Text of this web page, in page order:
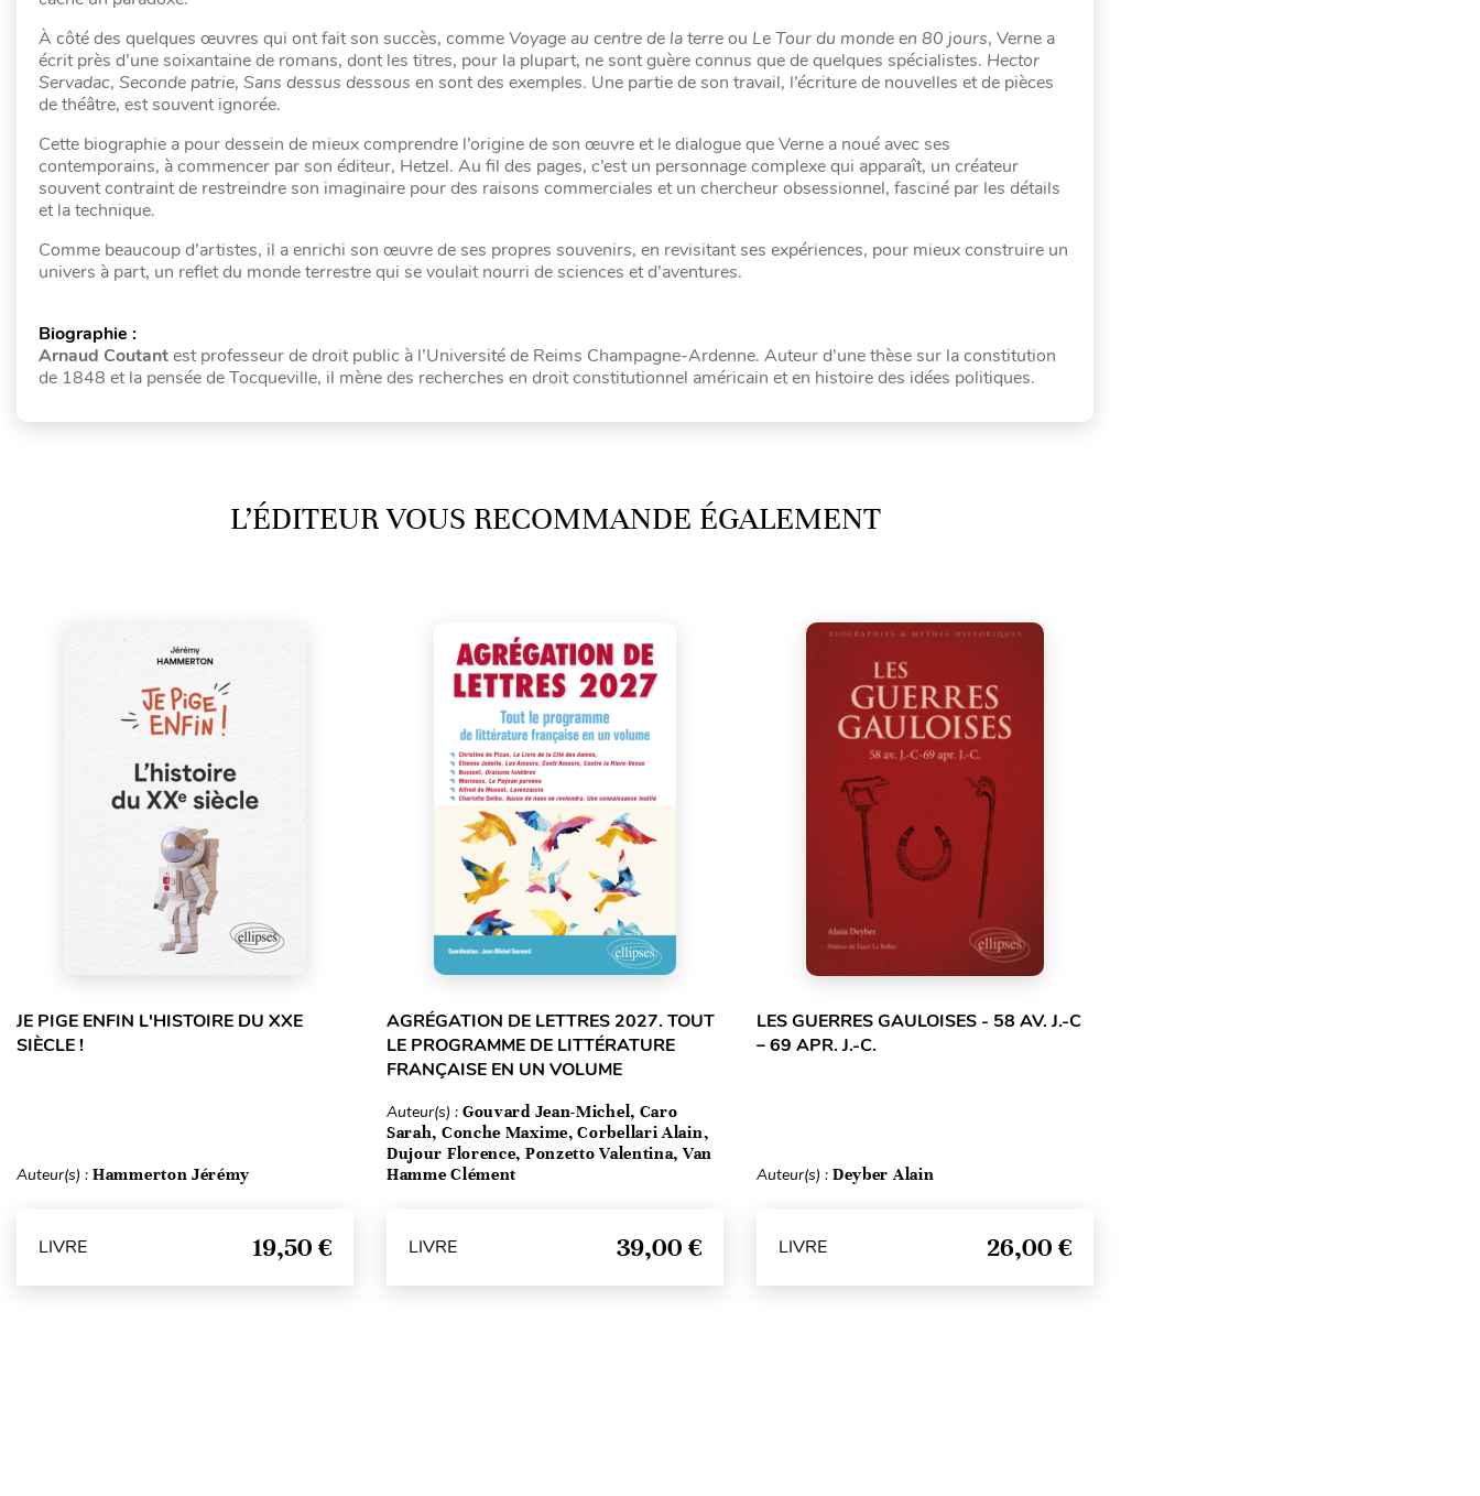
À côté des quelques œuvres qui ont fait son succès, comme Voyage au centre de la terreou Le Tour du monde en 80 jours, Verne a
écrit près d’une soixantaine de romans, dont les titres, pour la plupart, ne sont guère connus que de quelques spécialistes. Hector
Servadac, Seconde patrie, Sans dessus dessous en sont des exemples. Une partie de son travail, l’écriture de nouvelles et de pièces
de théâtre, est souvent ignorée.
Cette biographie a pour dessein de mieux comprendre l’origine de son œuvre et le dialogue que Verne a noué avec ses
contemporains, à commencer par son éditeur, Hetzel. Au fil des pages, c’est un personnage complexe qui apparaît, un créateur
souvent contraint de restreindre son imaginaire pour des raisons commerciales et un chercheur obsessionnel, fasciné par les détails
et la technique.
Comme beaucoup d’artistes, il a enrichi son œuvre de ses propres souvenirs, en revisitant ses expériences, pour mieux construire un
univers à part, un reflet du monde terrestre qui se voulait nourri de sciences et d’aventures.
Biographie :
Arnaud Coutantest professeur de droit public à l’Université de Reims Champagne-Ardenne. Auteur d’une thèse sur la constitution
de 1848 et la pensée de Tocqueville, il mène des recherches en droit constitutionnel américain et en histoire des idées politiques.
L’ÉDITEUR VOUS RECOMMANDE ÉGALEMENT
JE PIGE ENFIN L'HISTOIRE DU XXE
SIÈCLE !
Auteur(s) : Hammerton Jérémy
LIVRE 19,50 €
AGRÉGATION DE LETTRES 2027. TOUT
LE PROGRAMME DE LITTÉRATURE
FRANÇAISE EN UN VOLUME
Auteur(s) : Gouvard Jean-Michel, Caro
Sarah, Conche Maxime, Corbellari Alain,
Dujour Florence, Ponzetto Valentina, Van
Hamme Clément
LIVRE 39,00 €
LES GUERRES GAULOISES - 58 AV. J.-C
– 69 APR. J.-C.
Auteur(s) : Deyber Alain
LIVRE 26,00 €